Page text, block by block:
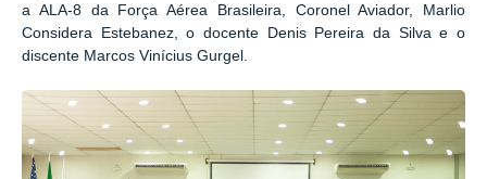
a ALA-8 da Força Aérea Brasileira, Coronel Aviador, Marlio
Considera Estebanez, o docente Denis Pereira da Silva e o
discente Marcos Vinícius Gurgel.